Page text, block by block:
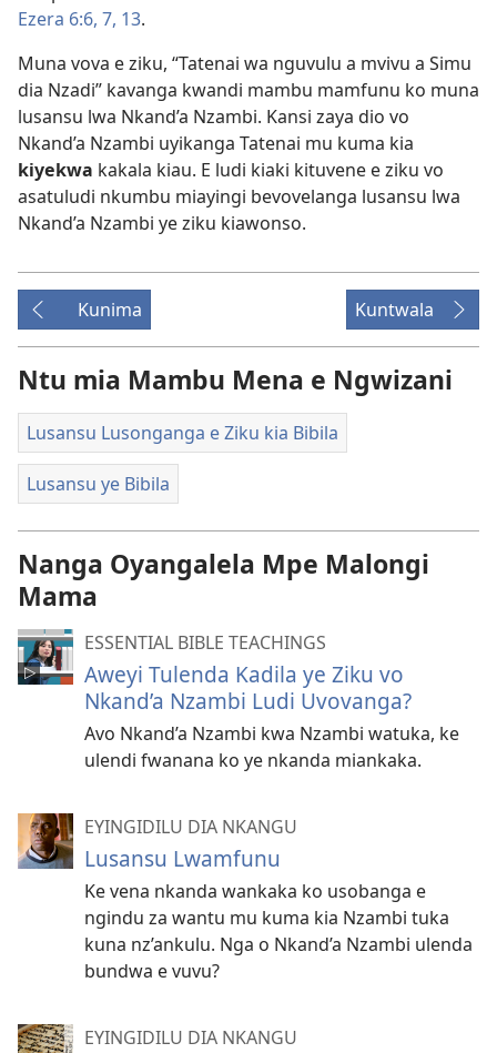
Ezera 6:6, 7, 13.
Muna vova e ziku, “Tatenai wa nguvulu a mvivu a Simu
dia Nzadi” kavanga kwandi mambu mamfunu ko muna
lusansu lwa Nkand’a Nzambi. Kansi zaya dio vo
Nkand’a Nzambi uyikanga Tatenai mu kuma kia
kiyekwa kakala kiau. E ludi kiaki kituvene e ziku vo
asatuludi nkumbu miayingi bevovelanga lusansu lwa
Nkand’a Nzambi ye ziku kiawonso.
Kunima Kuntwala
Ntu mia Mambu Mena e Ngwizani
Lusansu Lusonganga e Ziku kia Bibila
Lusansu ye Bibila
Nanga Oyangalela Mpe Malongi
Mama
ESSENTIAL BIBLE TEACHINGS
Aweyi Tulenda Kadila ye Ziku vo
Nkand’a Nzambi Ludi Uvovanga?
Avo Nkand’a Nzambi kwa Nzambi watuka, ke
ulendi fwanana ko ye nkanda miankaka.
EYINGIDILU DIA NKANGU
Lusansu Lwamfunu
Ke vena nkanda wankaka ko usobanga e
ngindu za wantu mu kuma kia Nzambi tuka
kuna nz’ankulu. Nga o Nkand’a Nzambi ulenda
bundwa e vuvu?
EYINGIDILU DIA NKANGU